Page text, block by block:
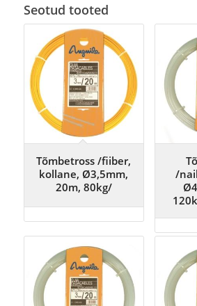
Seotud tooted
Tõmbetross /fiiber,
kollane, Ø3,5mm,
20m, 80kg/
/